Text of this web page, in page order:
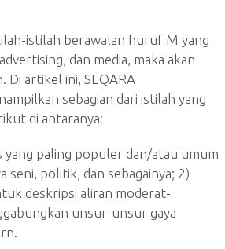
istilah berawalan huruf M yang
dan media, maka akan
Di artikel ini, SEQARA
sebagian dari istilah yang
di antaranya:
yang paling populer dan/atau umum
seni, politik, dan sebagainya; 2)
deskripsi aliran moderat-
unsur-unsur gaya